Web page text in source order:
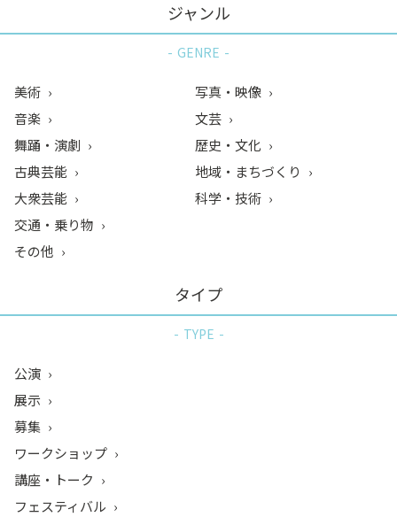
ジャンル
GENRE
美術
音楽
舞踊・演劇
古典芸能
大衆芸能
写真・映像
文芸
歴史・文化
地域・まちづくり
科学・技術
交通・乗り物
その他
タイプ
TYPE
公演
展示
募集
ワークショップ
講座・トーク
フェスティバル